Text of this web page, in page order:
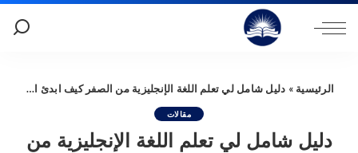
الرئيسية » دليل شامل لي تعلم اللغة الإنجليزية من الصفر كيف ابدئ الان
مقالات
دليل شامل لي تعلم اللغة الإنجليزية من